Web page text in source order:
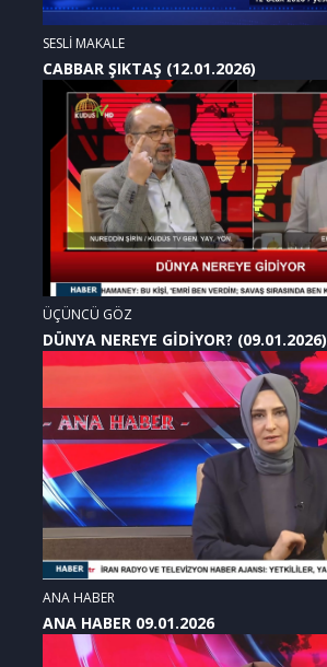
SESLİ MAKALE
CABBAR ŞIKTAŞ (12.01.2026)
ÜÇÜNCÜ GÖZ
DÜNYA NEREYE GİDİYOR? (09.01.2026)
ANA HABER
ANA HABER 09.01.2026